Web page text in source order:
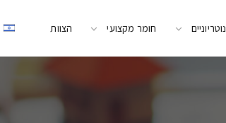
חומר מקצועי הצוות